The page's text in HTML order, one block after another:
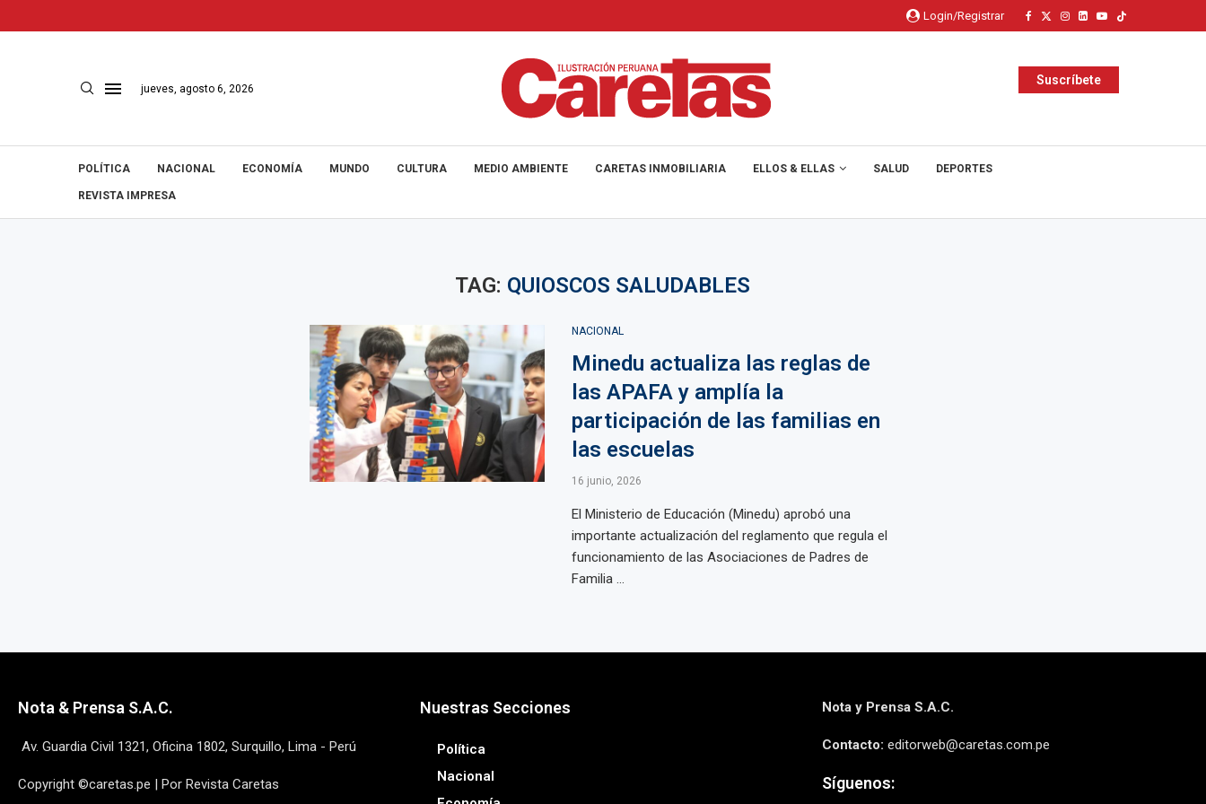
Login/Registrar
jueves, agosto 6, 2026
Suscríbete
POLÍTICA NACIONAL ECONOMÍA MUNDO CULTURA MEDIO AMBIENTE CARETAS INMOBILIARIA ELLOS & ELLAS SALUD DEPORTES
REVISTA IMPRESA
TAG: QUIOSCOS SALUDABLES
NACIONAL
Minedu actualiza las reglas de
las APAFA y amplía la
participación de las familias en
las escuelas
16 junio, 2026
El Ministerio de Educación (Minedu) aprobó una
importante actualización del reglamento que regula el
funcionamiento de las Asociaciones de Padres de
Familia ...
Nota & Prensa S.A.C.
Av. Guardia Civil 1321, Oficina 1802, Surquillo, Lima - Perú
Copyright ©caretas.pe | Por Revista Caretas
Nuestras Secciones
Política
Nacional
Nota y Prensa S.A.C.
Contacto: editorweb@caretas.com.pe
Síguenos: